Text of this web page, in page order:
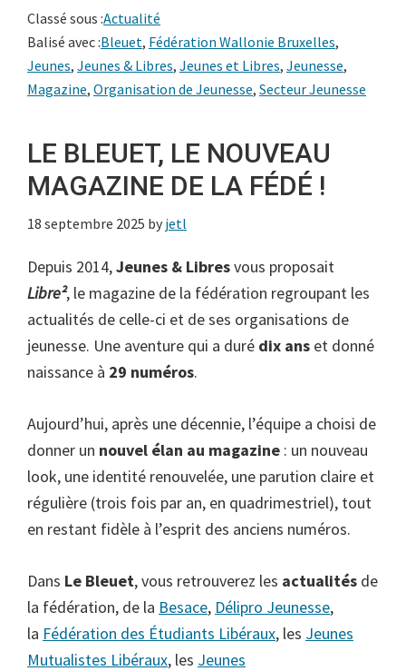
Classé sous :Actualité
Balisé avec :Bleuet, Fédération Wallonie Bruxelles,
Jeunes, Jeunes & Libres, Jeunes et Libres, Jeunesse,
Magazine, Organisation de Jeunesse, Secteur Jeunesse
LE BLEUET, LE NOUVEAU
MAGAZINE DE LA FÉDÉ !
18 septembre 2025 by jetl
Depuis 2014,Jeunes & Libresvous proposait
Libre², le magazine de la fédération regroupant les
actualités de celle-ci et de ses organisations de
jeunesse. Une aventure qui a duré dix ans et donné
naissance à 29 numéros.
Aujourd’hui, après une décennie, l’équipe a choisi de
donner un nouvel élan au magazine : un nouveau
look, une identité renouvelée, une parution claire et
régulière (trois fois par an, en quadrimestriel), tout
en restant fidèle à l’esprit des anciens numéros.
Dans Le Bleuet, vous retrouverez les actualités de
la fédération, de la Besace, Délipro Jeunesse,
la Fédération des Étudiants Libéraux, les Jeunes
Mutualistes Libéraux, les Jeunes